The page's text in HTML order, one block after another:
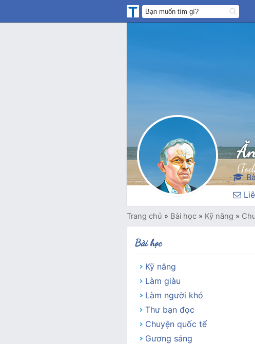
Trang chủ » Bài học» Kỹ năng »
Bài học
Kỹ năng
Làm giàu
Làm người khó
Thư bạn đọc
Chuyện quốc tế
Gương sáng